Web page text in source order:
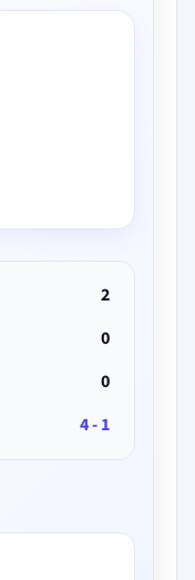
2
0
0
4 - 1